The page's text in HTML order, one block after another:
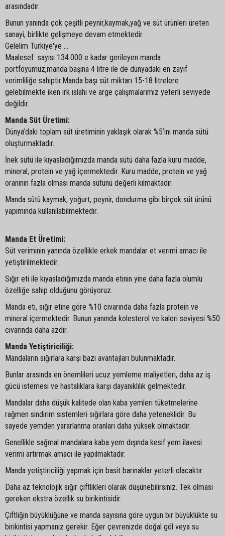
arasındadır.
Bunun yanında çok çeşitli peynir,kaymak,yağ ve süt ürünleri üreten
sanayi, birlikte gelişmeye devam etmektedir.
Gelelim Turkiye'ye ...
Maalesef sayısı 134.000 e kadar gerileyen manda
portföyümüz,manda başına 4 litre ile de dünyadaki en zayıf
verimliliğe sahiptir.Manda başı süt miktarı 15-18 litrelere
gelebilmekte iken ırk ıslahı ve arge çalışmalarımız yeterli seviyede
değildir.
Manda Süt Üretimi:
Dünya’daki toplam süt üretiminin yaklaşık olarak %5’ini manda sütü
oluşturmaktadır.
İnek sütü ile kıyasladığımızda manda sütü daha fazla kuru madde,
mineral, protein ve yağ içermektedir. Kuru madde, protein ve yağ
oranının fazla olması manda sütünü değerli kılmaktadır.
Manda sütü kaymak, yoğurt, peynir, dondurma gibi birçok süt ürünü
yapımında kullanılabilmektedir.
Manda Et Üretimi:
Süt veriminin yanında özellikle erkek mandalar et verimi amacı ile
yetiştirilmektedir.
Sığır eti ile kıyasladığımızda manda etinin yine daha fazla olumlu
özelliğe sahip olduğunu görüyoruz.
Manda eti, sığır etine göre %10 civarında daha fazla protein ve
mineral içermektedir. Bunun yanında kolesterol ve kalori seviyesi %50
civarında daha azdır.
Manda Yetiştiriciliği:
Mandaların sığırlara karşı bazı avantajları bulunmaktadır.
Bunlar arasında en önemlileri ucuz yemleme maliyetleri, daha az iş
gücü istemesi ve hastalıklara karşı dayanıklılık gelmektedir.
Mandalar daha düşük kalitede olan kaba yemleri tüketmelerine
rağmen sindirim sistemleri sığırlara göre daha yeteneklidir. Bu
sayede yemden yararlanma oranları daha yüksek olmaktadır.
Genellikle sağmal mandalara kaba yem dışında kesif yem ilavesi
verimi artırmak amacı ile yapılmaktadır.
Manda yetiştiriciliği yapmak için basit barınaklar yeterli olacaktır.
Daha az teknolojik sığır çiftlikleri olarak düşünebilirsiniz. Tek olması
gereken ekstra özellik su birikintisidir.
Çiftliğin büyüklüğüne ve manda sayısına göre uygun bir büyüklükte su
birikintisi yapmanız gerekir. Eğer çevrenizde doğal göl veya su